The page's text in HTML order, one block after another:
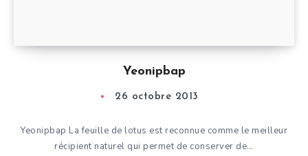
Yeonipbap
26 octobre 2013
Yeonipbap La feuille de lotus est reconnue comme le meilleur
récipient naturel qui permet de conserver de…